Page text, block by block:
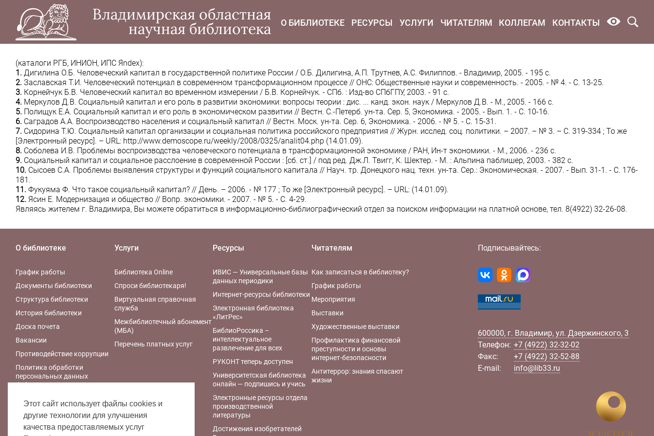
Владимирская областная
научная библиотека
О БИБЛИОТЕКЕ РЕСУРСЫ УСЛУГИ ЧИТАТЕЛЯМ КОЛЛЕГАМ КОНТАКТЫ
(каталоги РГБ, ИНИОН, ИПС Яndex):
1. Дигилина О.Б. Человеческий капитал в государственной политике России / О.Б. Дилигина, А.П. Трутнев, А.С. Филиппов. - Владимир, 2005. - 195 с.
2. Заславская Т.И. Человеческий потенциал в современном трансформационном процессе // ОНС: Общественные науки и современность. - 2005. - № 4. - С. 13-25.
3. Корнейчук Б.В. Человеческий капитал во временном измерении / Б.В. Корнейчук. - СПб. : Изд-во СПбГПУ, 2003. - 91 с.
4. Меркулов Д.В. Социальный капитал и его роль в развитии экономики: вопросы теории : дис. ... канд. экон. наук / Меркулов Д.В. - М., 2005. - 166 с.
5. Полищук Е.А. Социальный капитал и его роль в экономическом развитии // Вестн. С.-Петерб. ун-та. Сер. 5, Экономика. - 2005. - Вып. 1. - С. 10-16.
6. Саградов А.А. Воспроизводство населения и социальный капитал // Вестн. Моск. ун-та. Сер. 6, Экономика. - 2006. - № 5. - C. 15-31.
7. Сидорина Т.Ю. Социальный капитал организации и социальная политика российского предприятия // Журн. исслед. соц. политики. – 2007. – № 3. – С. 319-334 ; То же
[Электронный ресурс]. – URL: http://www.demoscope.ru/weekly/2008/0325/analit04.php (14.01.09).
8. Соболева И.В. Проблемы воспроизводства человеческого потенциала в трансформационной экономике / РАН, Ин-т экономики. - М., 2006. - 236 с.
9. Социальный капитал и социальное расслоение в современной России : [сб. ст.] / под ред. Дж.Л. Твигг, К. Шектер. - М. : Альпина паблишер, 2003. - 382 с.
10. Сысоев С.А. Проблемы выявления структуры и функций социального капитала // Науч. тр. Донецкого нац. техн. ун-та. Сер.: Экономическая. - 2007. - Вып. 31-1. - С. 176-
181.
11. Фукуяма Ф. Что такое социальный капитал? // День. – 2006. - № 177 ; То же [Электронный ресурс]. – URL: (14.01.09).
12. Ясин Е. Модернизация и общество // Вопр. экономики. - 2007. - № 5. - C. 4-29.
Являясь жителем г. Владимира, Вы можете обратиться в информационно-библиографический отдел за поиском информации на платной основе, тел. 8(4922) 32-26-08.
О библиотеке
График работы
Документы библиотеки
Структура библиотеки
История библиотеки
Доска почета
Вакансии
Противодействие коррупции
Политика обработки
персональных данных
библиотеки
Правила обработки
персональных данных
Политика
конфиденциальности
Услуги
Библиотека Online
Спроси библиотекаря!
Виртуальная справочная
служба
Межбиблиотечный абонемент
(МБА)
Перечень платных услуг
Ресурсы
ИВИС — Универсальные базы
данных периодики
Интернет-ресурсы библиотеки
Электронная библиотека
«ЛитРес»
БиблиоРоссика –
интеллектуальное
развлечение для всех
РУКОНТ теперь доступен
Университетская библиотека
онлайн — подпишись и учись
Электронные ресурсы отдела
производственной
литературы
Достижения изобретателей
Читателям
Как записаться в библиотеку?
График работы
Мероприятия
Выставки
Художественные выставки
Профилактика финансовой
преступности и основы
интернет-безопасности
Антитеррор: знания спасают
жизни
Подписывайтесь:
600000, г. Владимир, ул. Дзержинского, 3
Телефон: +7 (4922) 32-32-02
Факс:
+7 (4922) 32-52-88
E-mail:
info@lib33.ru
Этот сайт использует файлы cookies и
другие технологии для улучшения
качества предоставляемых услуг